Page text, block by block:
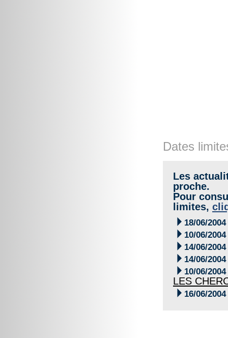
Dates
Les
proche.
Pour
limites,
 18/06/2004
 10/06/2004
 14/06/2004
 14/06/2004
 10/06/2004
LES
 16/06/2004